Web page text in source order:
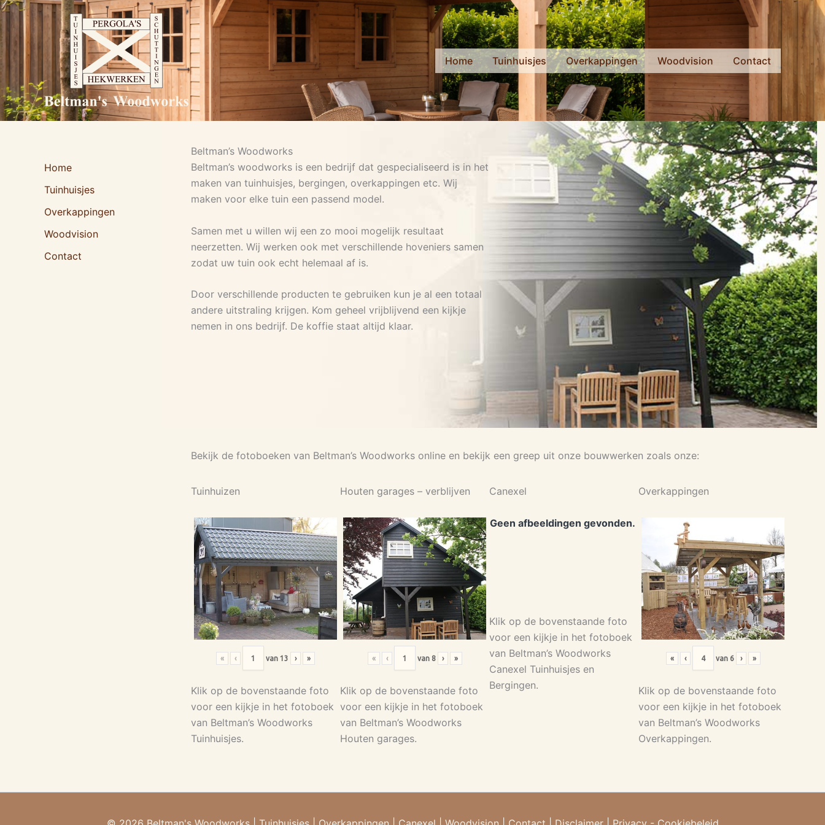
Ga
de
inhoud
Home Tuinhuisjes Overkappingen Woodvision Contact
Home
Tuinhuisjes
Overkappingen
Woodvision
Contact
Beltman’s Woodworks
Beltman’s woodworks is een bedrijf dat gespecialiseerd is in het
maken van tuinhuisjes, bergingen, overkappingen etc. Wij
maken voor elke tuin een passend model.
Samen met u willen wij een zo mooi mogelijk resultaat
neerzetten. Wij werken ook met verschillende hoveniers samen
zodat uw tuin ook echt helemaal af is.
Door verschillende producten te gebruiken kun je al een totaal
andere uitstraling krijgen. Kom geheel vrijblijvend een kijkje
nemen in ons bedrijf. De koffie staat altijd klaar.
Bekijk de fotoboeken van Beltman’s Woodworks online en bekijk een greep uit onze bouwwerken zoals onze:
Tuinhuizen
« ‹ van 13 › »
Klik op de bovenstaande foto
voor een kijkje in het fotoboek
van Beltman’s Woodworks
Tuinhuisjes.
Houten garages – verblijven
« ‹ van 8 › »
Klik op de bovenstaande foto
voor een kijkje in het fotoboek
van Beltman’s Woodworks
Houten garages.
Canexel
Geen afbeeldingen gevonden.
Klik op de bovenstaande foto
voor een kijkje in het fotoboek
van Beltman’s Woodworks
Canexel Tuinhuisjes en
Bergingen.
Overkappingen
« ‹ van 6 › »
Klik op de bovenstaande foto
voor een kijkje in het fotoboek
van Beltman’s Woodworks
Overkappingen.